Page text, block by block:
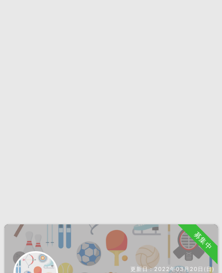
募集中
更新日：2022年03月20日(日)